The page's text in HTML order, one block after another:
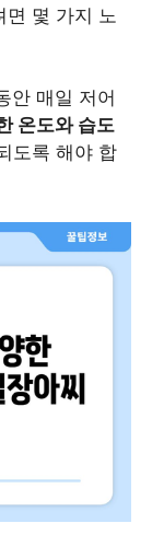
면 몇 가지 노
안 매일 저어
온도와 습도
도록 해야 합